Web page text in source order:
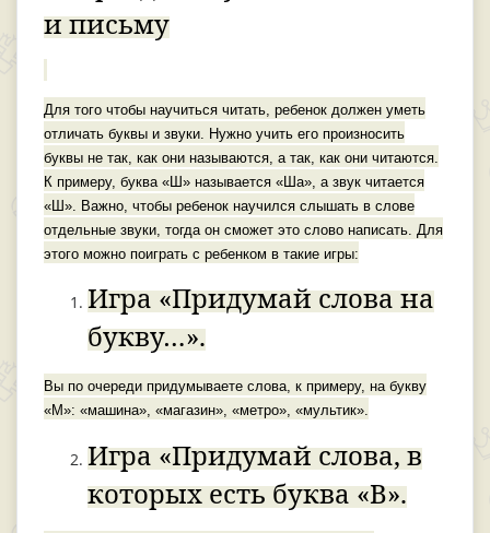
и письму
Для того чтобы научиться читать, ребенок должен уметь
отличать буквы и звуки. Нужно учить его произносить
буквы не так, как они называются, а так, как они читаются.
К примеру, буква «Ш» называется «Ша», а звук читается
«Ш». Важно, чтобы ребенок научился слышать в слове
отдельные звуки, тогда он сможет это слово написать. Для
этого можно поиграть с ребенком в такие игры:
Игра «Придумай слова на
букву…».
Вы по очереди придумываете слова, к примеру, на букву
«М»: «машина», «магазин», «метро», «мультик».
Игра «Придумай слова, в
которых есть буква «В».